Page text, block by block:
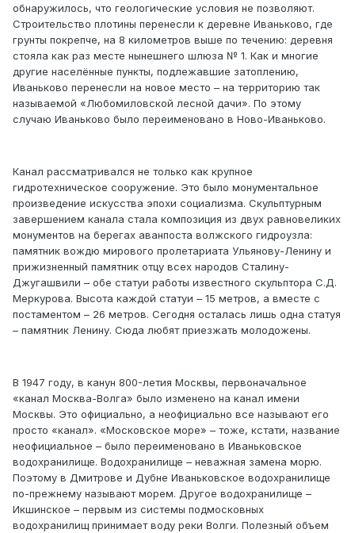
обнаружилось, что геологические условия не позволяют.
Строительство плотины перенесли к деревне Иваньково, где
грунты покрепче, на 8 километров выше по течению: деревня
стояла как раз месте нынешнего шлюза № 1. Как и многие
другие населённые пункты, подлежавшие затоплению,
Иваньково перенесли на новое место – на территорию так
называемой «Любомиловской лесной дачи». По этому
случаю Иваньково было переименовано в Ново-Иваньково.
Канал рассматривался не только как крупное
гидротехническое сооружение. Это было монументальное
произведение искусства эпохи социализма. Скульптурным
завершением канала стала композиция из двух равновеликих
монументов на берегах аванпоста волжского гидроузла:
памятник вождю мирового пролетариата Ульянову-Ленину и
прижизненный памятник отцу всех народов Сталину-
Джугашвили – обе статуи работы известного скульптора С.Д.
Меркурова. Высота каждой статуи – 15 метров, а вместе с
постаментом – 26 метров. Сегодня осталась лишь одна статуя
– памятник Ленину. Сюда любят приезжать молодожены.
В 1947 году, в канун 800-летия Москвы, первоначальное
«канал Москва-Волга» было изменено на канал имени
Москвы. Это официально, а неофициально все называют его
просто «канал». «Московское море» – тоже, кстати, название
неофициальное – было переименовано в Иваньковское
водохранилище. Водохранилище – неважная замена морю.
Поэтому в Дмитрове и Дубне Иваньковское водохранилище
по-прежнему называют морем. Другое водохранилище –
Икшинское – первым из системы подмосковных
водохранилищ принимает воду реки Волги. Полезный объем